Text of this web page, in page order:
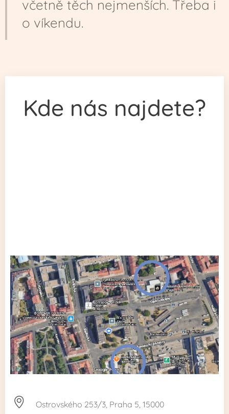
včetně těch nejmenších. Třeba i
o víkendu.
Kde nás najdete?
Ostrovského 253/3, Praha 5, 15000